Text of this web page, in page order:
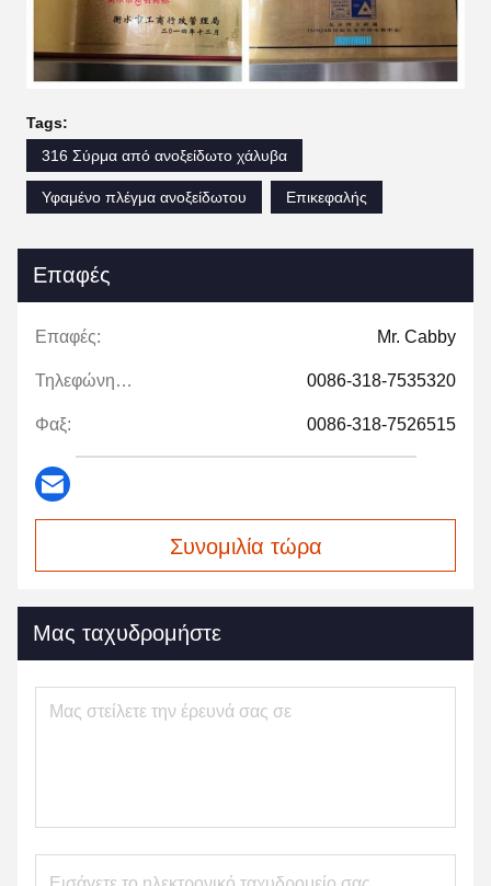
Tags:
316 Σύρμα από ανοξείδωτο χάλυβα
Υφαμένο πλέγμα ανοξείδωτου Επικεφαλής
Επαφές
Επαφές: Mr. Cabby
Τηλεφώνημα: 0086-318-7535320
Φαξ: 0086-318-7526515
Συνομιλία τώρα
Μας ταχυδρομήστε